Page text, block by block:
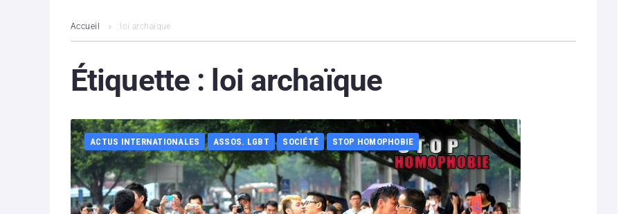
Accueil loi archaïque
Étiquette : loi archaïque
ACTUS INTERNATIONALES ASSOS. LGBT SOCIÉTÉ STOP HOMOPHOBIE